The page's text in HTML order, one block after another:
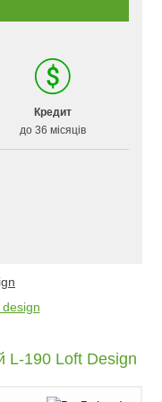
Кредит
до 36 місяців
design
L-190 Loft Design